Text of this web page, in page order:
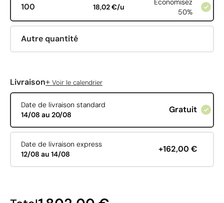
100 18,02 €/u
Économisez
50%
Autre quantité
Livraison+ Voir le calendrier
Date de livraison standard
14/08 au 20/08
Gratuit
Date de livraison express
12/08 au 14/08
+162,00 €